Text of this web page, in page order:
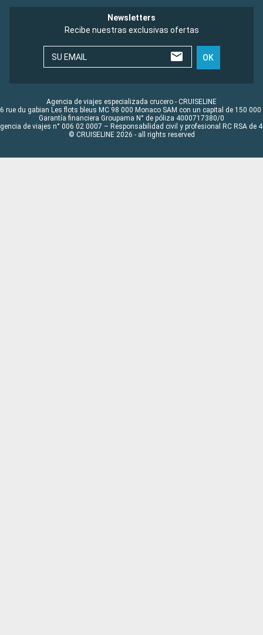
Newsletters
Recibe nuestras exclusivas ofertas
SU EMAIL OK
Agencia de viajes especializada crucero - CRUISELINE
rue du gabian Les flots bleus MC 98 000 Monaco SAM con un capital de 150 000
Garantía financiera Groupama N° de póliza 4000717380/0
de viajes n° 006 02 0007 – Responsabilidad civil y profesional RC RSA de
© CRUISELINE 2026 - all rights reserved